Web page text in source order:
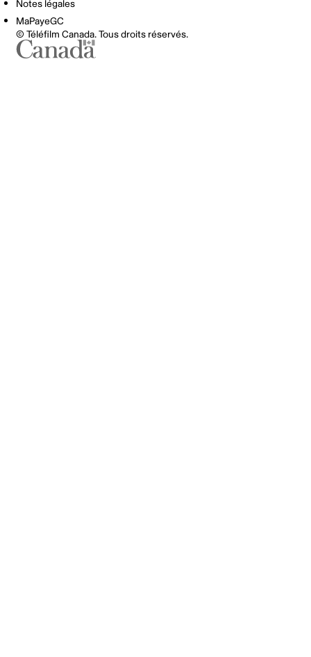
Notes légales
MaPayeGC
© Téléfilm Canada. Tous droits réservés.